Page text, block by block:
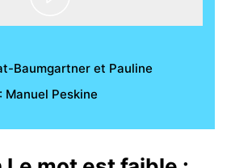
Baumgartner et Pauline
Manuel Peskine